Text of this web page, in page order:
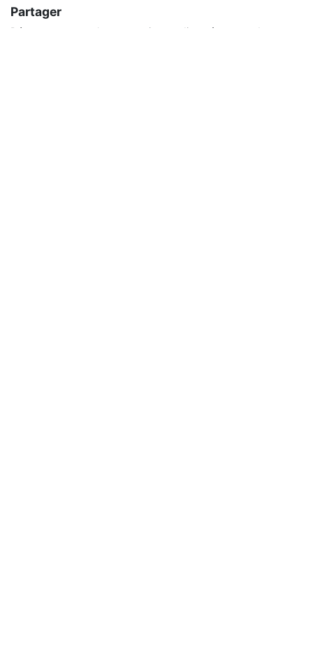
Partager
Découvrez ce que les gens voient et disent à propos de cet